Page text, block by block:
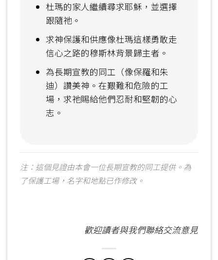
杜瑪的家人繼續尋求耶穌，並選擇
跟隨祂。
求神保護和供應像杜瑪這樣勇敢走
信心之路的穆斯林背景歸主者。
為長期宣教的同工（像保羅和朱
迪）讚美神。在艱難和危險的工
場，求祂賜給他們忍耐和堅韌的心
志。
注：這個見證由本會一位長期宣教的同工提供。為
了保護工場，名字和地點已作修改。
歡迎讀者與我們聯絡交流意見